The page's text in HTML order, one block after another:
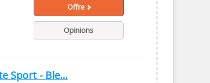
Offre
Opinions
Sport - Ble...